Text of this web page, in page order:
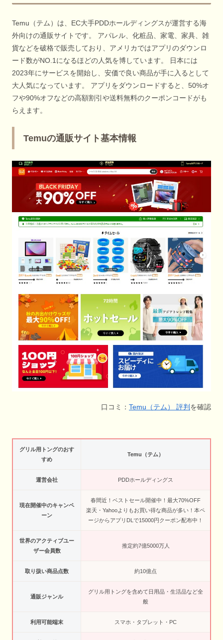
Temu（テム）は、EC大手PDDホールディングスが運営する海
外向けの通販サイトです。 アパレル、化粧品、家電、家具、雑
貨などを破格で販売しており、アメリカではアプリのダウンロ
ード数がNO.1になるほどの人気を博しています。 日本には
2023年にサービスを開始し、安価で良い商品が手に入るとして
大人気になっています。 アプリをダウンロードすると、50%オ
フや90%オフなどの高額割引や送料無料のクーポンコードがも
らえます。
Temuの通販サイト基本情報
口コミ： Temu（テム） 評判 を確認
グリル用トングのおす
すめ
Temu（テム）
運営会社 PDDホールディングス
現在開催中のキャンペ
ーン
春間近！ベストセール開催中！最大70%OFF
楽天・Yahooよりもお買い得な商品が多い！本ペ
ージからアプリDLで15000円クーポン配布中！
世界のアクティブユー
ザー会員数
推定約7億5000万人
取り扱い商品点数 約10億点
通販ジャンル
グリル用トングを含めて日用品・生活品など全
般
利用可能端末 スマホ・タブレット・PC